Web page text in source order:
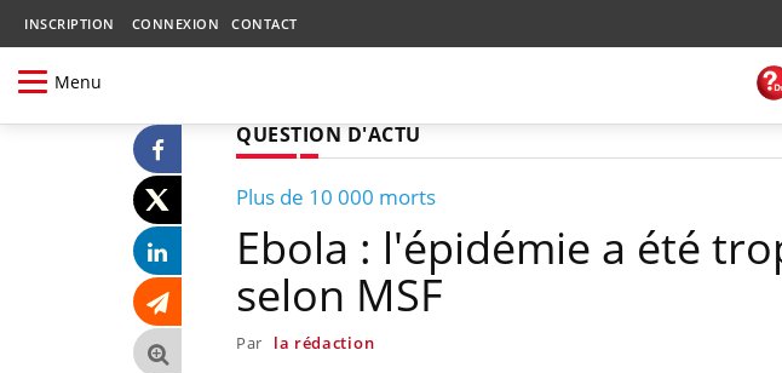
INSCRIPTION CONNEXION CONTACT
Menu
QUESTION D'ACTU
Plus de 10 000 morts
Ebola : l'épidémie a été
selon MSF
Par la rédaction